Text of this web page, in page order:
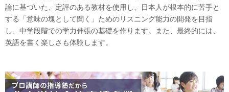
論に基づいた、定評のある教材を使用し、日本人が根本的に苦手と
する「意味の塊として聞く」ためのリスニング能力の開発を目指
し、中学段階での学力伸張の基礎を作ります。また、最終的には、
英語を書く楽しさも体験します。